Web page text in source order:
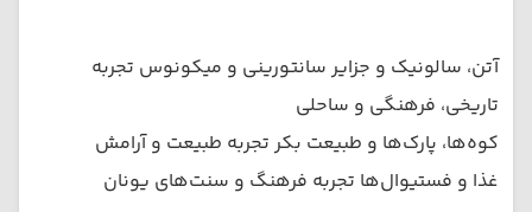
آتن، سالونیک و جزایر سانتورینی و میكونوس تجربه
تاریخی، فرهنگی و ساحلی
کوه‌ها، پارک‌ها و طبیعت بکر تجربه طبیعت و آرامش
غذا و فستیوال‌ها تجربه فرهنگ و سنت‌های یونان